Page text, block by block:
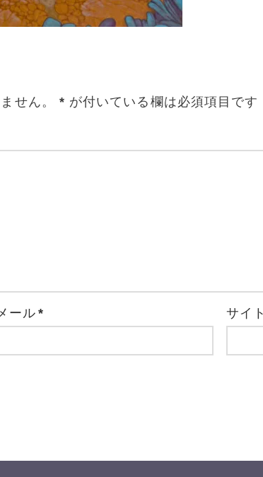
せん。 * が付いている欄は必須項目です
ール* サイ